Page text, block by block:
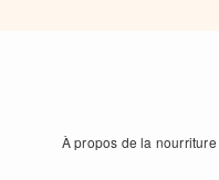
À propos de la